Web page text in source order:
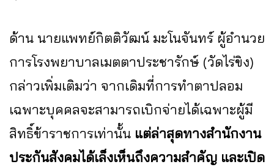
ด้าน นายแพทย์กิตติวัฒน์ มะโนจันทร์ ผู้อำนวย
การโรงพยาบาลเมตตาประชารักษ์ (วัดไร่ขิง)
กล่าวเพิ่มเติมว่า จากเดิมที่การทำตาปลอม
เฉพาะบุคคลจะสามารถเบิกจ่ายได้เฉพาะผู้มี
สิทธิ์ข้าราชการเท่านั้น แต่ล่าสุดทางสำนักงาน
ประกันสังคมได้เล็งเห็นถึงความสำคัญ และเปิด